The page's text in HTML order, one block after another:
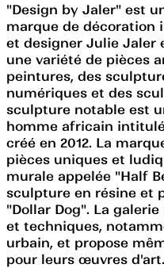
"Design by Jaler" est
marque de décoration
et designer Julie Jaler
une variété de pièces
peintures, des
numériques et des
sculpture notable est
homme africain
créé en 2012. La
pièces uniques et
murale appelée "Half
sculpture en résine et
"Dollar Dog". La
et techniques,
urbain, et propose
pour leurs œuvres